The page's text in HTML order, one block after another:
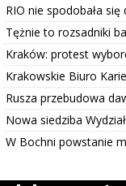
RIO nie spodobała
Tężnie to rozsadniki
Kraków: protest
Krakowskie Biuro
Rusza przebudowa
Nowa siedziba
W Bochni powstanie